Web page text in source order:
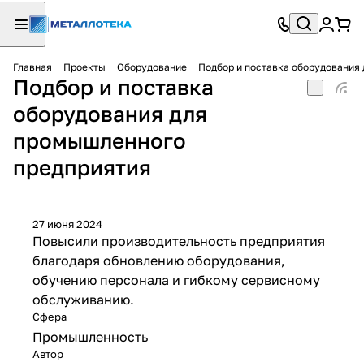
Главная Проекты Оборудование Подбор и поставка
Подбор и поставка
оборудования для
промышленного
предприятия
27 июня 2024
Повысили производительность предприятия
благодаря обновлению оборудования,
обучению персонала и гибкому сервисному
обслуживанию.
Сфера
Промышленность
Автор